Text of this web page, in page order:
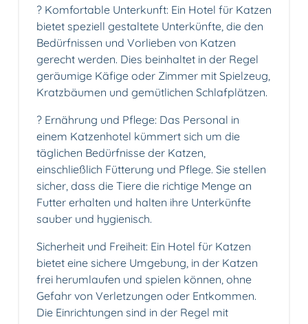
? Komfortable Unterkunft: Ein Hotel für Katzen
bietet speziell gestaltete Unterkünfte, die den
Bedürfnissen und Vorlieben von Katzen
gerecht werden. Dies beinhaltet in der Regel
geräumige Käfige oder Zimmer mit Spielzeug,
Kratzbäumen und gemütlichen Schlafplätzen.
?️ Ernährung und Pflege: Das Personal in
einem Katzenhotel kümmert sich um die
täglichen Bedürfnisse der Katzen,
einschließlich Fütterung und Pflege. Sie stellen
sicher, dass die Tiere die richtige Menge an
Futter erhalten und halten ihre Unterkünfte
sauber und hygienisch.
Sicherheit und Freiheit: Ein Hotel für Katzen
bietet eine sichere Umgebung, in der Katzen
frei herumlaufen und spielen können, ohne
Gefahr von Verletzungen oder Entkommen.
Die Einrichtungen sind in der Regel mit